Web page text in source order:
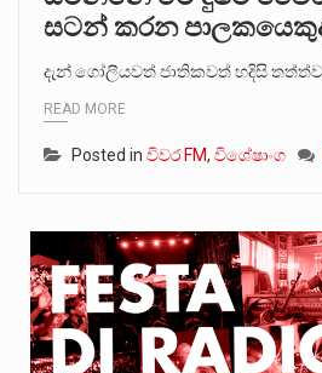
සටන් කරන
දැන් ගෝලීයවත් ජාතිකවත් හදිසි
READ MORE
Posted in විවර FM, විශේෂාංග